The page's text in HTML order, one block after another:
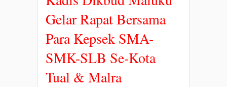
Gelar Rapat Bersama
Para Kepsek SMA-
SMK-SLB Se-Kota
Tual & Malra